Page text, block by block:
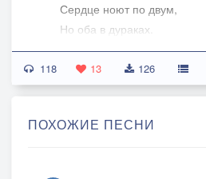
Сердце ноют по двум,
Но оба в дураках.
У Маши виски и спрайт,
И осень через плечо
Сказать обоим "гудбай"...
118 13 126
ПОХОЖИЕ ПЕСНИ